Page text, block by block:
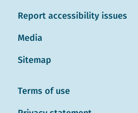
Report accessibility issues
Media
Sitemap
Terms of use